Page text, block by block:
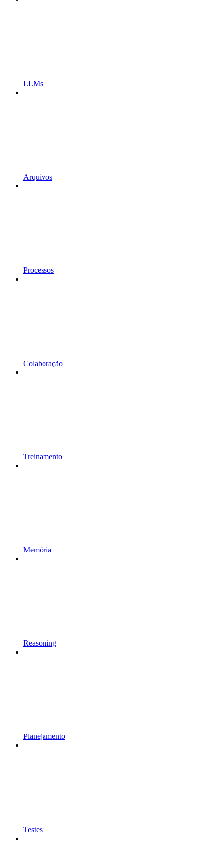
LLMs
Arquivos
Processos
Colaboração
Treinamento
Memória
Reasoning
Planejamento
Testes